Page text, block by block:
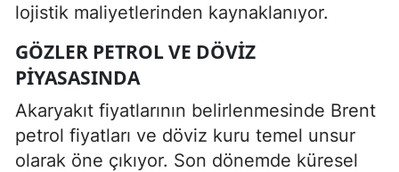
lojistik maliyetlerinden kaynaklanıyor.
GÖZLER PETROL VE DÖVIZ
PIYASASINDA
Akaryakıt fiyatlarının belirlenmesinde Brent
petrol fiyatları ve döviz kuru temel unsur
olarak öne çıkıyor. Son dönemde küresel